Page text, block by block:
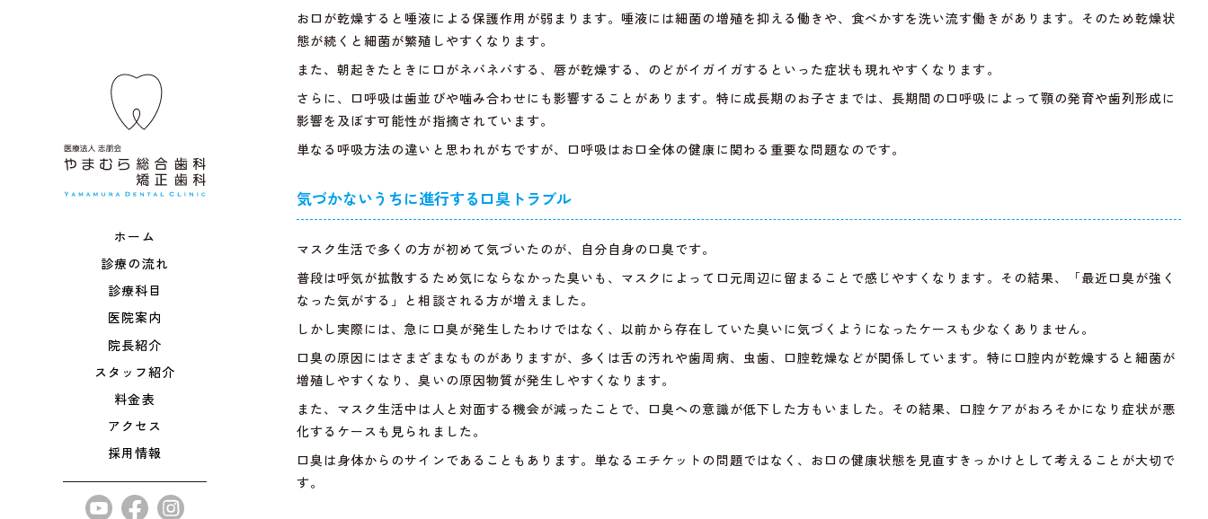
ホーム
診療の流れ
診療科目
医院案内
院長紹介
スタッフ紹介
料金表
アクセス
採用情報
お口が乾燥すると唾液による保護作用が弱まります。唾液には細菌の増殖を抑える働きや、食べかすを洗い流す働きがあります。そのため乾燥状
態が続くと細菌が繁殖しやすくなります。
また、朝起きたときに口がネバネバする、唇が乾燥する、のどがイガイガするといった症状も現れやすくなります。
さらに、口呼吸は歯並びや噛み合わせにも影響することがあります。特に成長期のお子さまでは、長期間の口呼吸によって顎の発育や歯列形成に
影響を及ぼす可能性が指摘されています。
単なる呼吸方法の違いと思われがちですが、口呼吸はお口全体の健康に関わる重要な問題なのです。
気づかないうちに進行する口臭トラブル
マスク生活で多くの方が初めて気づいたのが、自分自身の口臭です。
普段は呼気が拡散するため気にならなかった臭いも、マスクによって口元周辺に留まることで感じやすくなります。その結果、「最近口臭が強く
なった気がする」と相談される方が増えました。
しかし実際には、急に口臭が発生したわけではなく、以前から存在していた臭いに気づくようになったケースも少なくありません。
口臭の原因にはさまざまなものがありますが、多くは舌の汚れや歯周病、虫歯、口腔乾燥などが関係しています。特に口腔内が乾燥すると細菌が
増殖しやすくなり、臭いの原因物質が発生しやすくなります。
また、マスク生活中は人と対面する機会が減ったことで、口臭への意識が低下した方もいました。その結果、口腔ケアがおろそかになり症状が悪
化するケースも見られました。
口臭は身体からのサインであることもあります。単なるエチケットの問題ではなく、お口の健康状態を見直すきっかけとして考えることが大切で
す。